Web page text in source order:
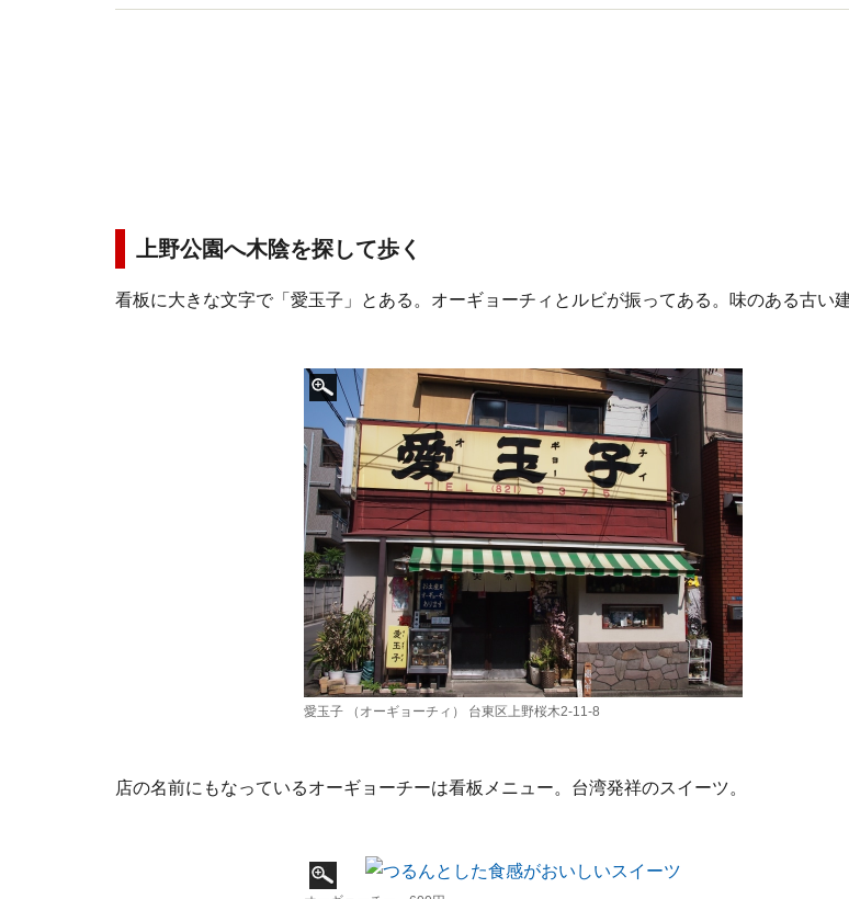
上野公園へ木陰を探して歩く
看板に大きな文字で「愛玉子」とある。オーギョーチィとルビが振ってある。味のある古い建
愛玉子 （オーギョーチィ） 台東区上野桜木2-11-8
店の名前にもなっているオーギョーチーは看板メニュー。台湾発祥のスイーツ。